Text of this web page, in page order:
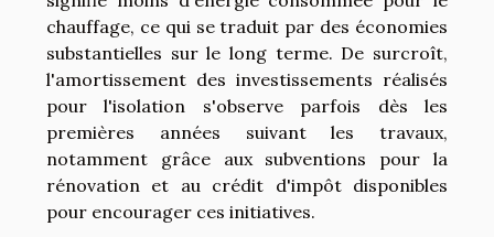
chauffage, ce qui se traduit par des économies
substantielles sur le long terme. De surcroît,
l'amortissement des investissements réalisés
pour l'isolation s'observe parfois dès les
premières années suivant les travaux,
notamment grâce aux subventions pour la
rénovation et au crédit d'impôt disponibles
pour encourager ces initiatives.